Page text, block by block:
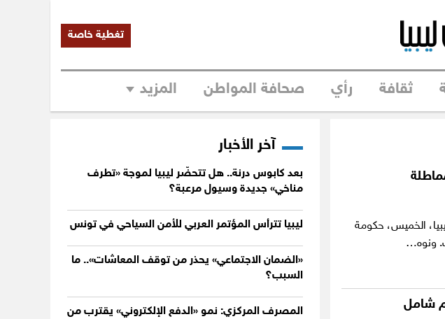
تغطية خاصة
ثقافة رأي صحافة المواطن المزيد
الخميس، حكومة
ونوه…
شامل
آخر الأخبار
بعد كابوس درنة.. هل تتحضّر ليبيا لموجة «تطرف
مناخي» جديدة وسيول مرعبة؟
ليبيا تترأس المؤتمر العربي للأمن السياحي في تونس
«الضمان الاجتماعي» يحذر من توقف المعاشات».. ما
السبب؟
المصرف المركزي: نمو «الدفع الإلكتروني» يقترب من